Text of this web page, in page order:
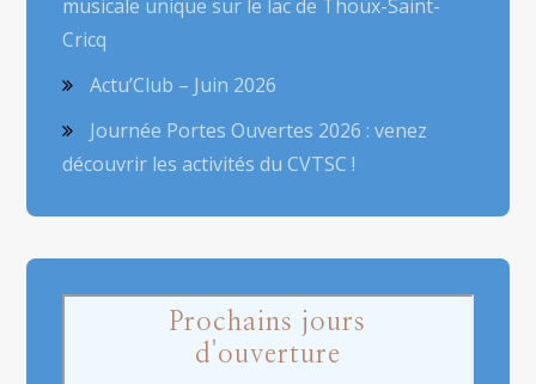
musicale unique sur le lac de Thoux-Saint-
Cricq
Actu’Club – Juin 2026
Journée Portes Ouvertes 2026 : venez
découvrir les activités du CVTSC !